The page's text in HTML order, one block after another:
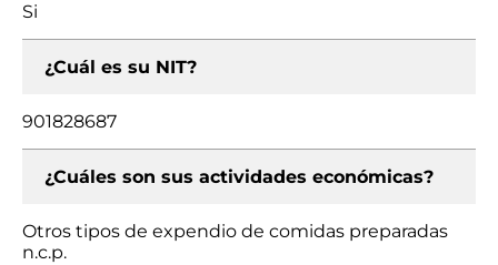
Si
¿Cuál es su NIT?
901828687
¿Cuáles son sus actividades económicas?
Otros tipos de expendio de comidas preparadas
n.c.p.